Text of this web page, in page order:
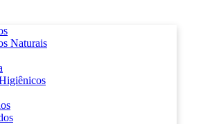
Naturais